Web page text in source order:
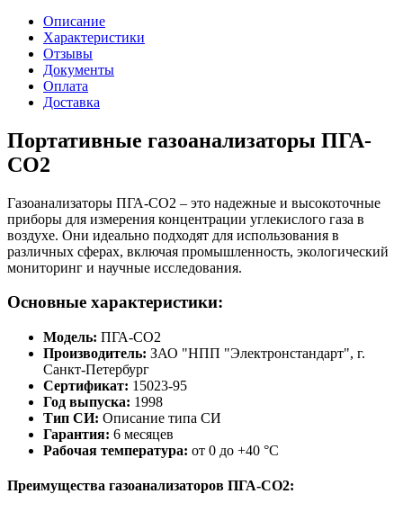
Описание
Характеристики
Отзывы
Документы
Оплата
Доставка
Портативные газоанализаторы ПГА-
СО2
Газоанализаторы ПГА-СО2 – это надежные и высокоточные
приборы для измерения концентрации углекислого газа в
воздухе. Они идеально подходят для использования в
различных сферах, включая промышленность, экологический
мониторинг и научные исследования.
Основные характеристики:
Модель: ПГА-СО2
Производитель: ЗАО "НПП "Электронстандарт", г.
Санкт-Петербург
Сертификат: 15023-95
Год выпуска: 1998
Тип СИ: Описание типа СИ
Гарантия: 6 месяцев
Рабочая температура: от 0 до +40 °C
Преимущества газоанализаторов ПГА-СО2: